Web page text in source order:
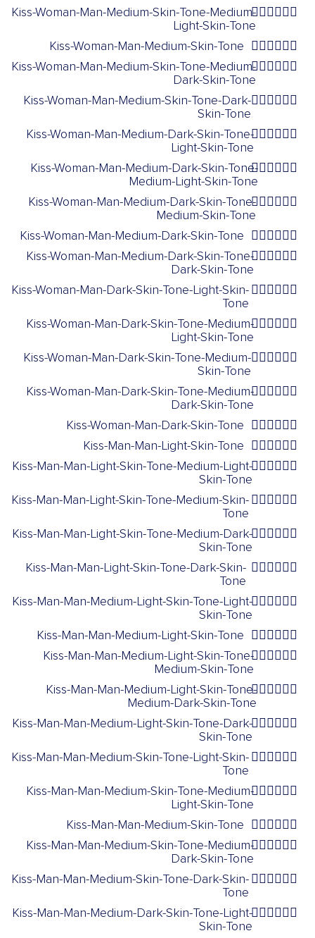
👩🏽‍❤️‍💋‍👨🏼
Kiss-Woman-Man-Medium-Skin-Tone-Medium-
Light-Skin-Tone
👩🏽‍❤️‍💋‍👨🏽
Kiss-Woman-Man-Medium-Skin-Tone
👩🏽‍❤️‍💋‍👨🏾
Kiss-Woman-Man-Medium-Skin-Tone-Medium-
Dark-Skin-Tone
👩🏽‍❤️‍💋‍👨🏿
Kiss-Woman-Man-Medium-Skin-Tone-Dark-
Skin-Tone
👩🏾‍❤️‍💋‍👨🏻
Kiss-Woman-Man-Medium-Dark-Skin-Tone-
Light-Skin-Tone
👩🏾‍❤️‍💋‍👨🏼
Kiss-Woman-Man-Medium-Dark-Skin-Tone-
Medium-Light-Skin-Tone
👩🏾‍❤️‍💋‍👨🏽
Kiss-Woman-Man-Medium-Dark-Skin-Tone-
Medium-Skin-Tone
👩🏾‍❤️‍💋‍👨🏾
Kiss-Woman-Man-Medium-Dark-Skin-Tone
👩🏾‍❤️‍💋‍👨🏿
Kiss-Woman-Man-Medium-Dark-Skin-Tone-
Dark-Skin-Tone
👩🏿‍❤️‍💋‍👨🏻
Kiss-Woman-Man-Dark-Skin-Tone-Light-Skin-
Tone
👩🏿‍❤️‍💋‍👨🏼
Kiss-Woman-Man-Dark-Skin-Tone-Medium-
Light-Skin-Tone
👩🏿‍❤️‍💋‍👨🏽
Kiss-Woman-Man-Dark-Skin-Tone-Medium-
Skin-Tone
👩🏿‍❤️‍💋‍👨🏾
Kiss-Woman-Man-Dark-Skin-Tone-Medium-
Dark-Skin-Tone
👩🏿‍❤️‍💋‍👨🏿
Kiss-Woman-Man-Dark-Skin-Tone
👨🏻‍❤️‍💋‍👨🏻
Kiss-Man-Man-Light-Skin-Tone
👨🏻‍❤️‍💋‍👨🏼
Kiss-Man-Man-Light-Skin-Tone-Medium-Light-
Skin-Tone
👨🏻‍❤️‍💋‍👨🏽
Kiss-Man-Man-Light-Skin-Tone-Medium-Skin-
Tone
👨🏻‍❤️‍💋‍👨🏾
Kiss-Man-Man-Light-Skin-Tone-Medium-Dark-
Skin-Tone
👨🏻‍❤️‍💋‍👨🏿
Kiss-Man-Man-Light-Skin-Tone-Dark-Skin-
Tone
👨🏼‍❤️‍💋‍👨🏻
Kiss-Man-Man-Medium-Light-Skin-Tone-Light-
Skin-Tone
👨🏼‍❤️‍💋‍👨🏼
Kiss-Man-Man-Medium-Light-Skin-Tone
👨🏼‍❤️‍💋‍👨🏽
Kiss-Man-Man-Medium-Light-Skin-Tone-
Medium-Skin-Tone
👨🏼‍❤️‍💋‍👨🏾
Kiss-Man-Man-Medium-Light-Skin-Tone-
Medium-Dark-Skin-Tone
👨🏼‍❤️‍💋‍👨🏿
Kiss-Man-Man-Medium-Light-Skin-Tone-Dark-
Skin-Tone
👨🏽‍❤️‍💋‍👨🏻
Kiss-Man-Man-Medium-Skin-Tone-Light-Skin-
Tone
👨🏽‍❤️‍💋‍👨🏼
Kiss-Man-Man-Medium-Skin-Tone-Medium-
Light-Skin-Tone
👨🏽‍❤️‍💋‍👨🏽
Kiss-Man-Man-Medium-Skin-Tone
👨🏽‍❤️‍💋‍👨🏾
Kiss-Man-Man-Medium-Skin-Tone-Medium-
Dark-Skin-Tone
👨🏽‍❤️‍💋‍👨🏿
Kiss-Man-Man-Medium-Skin-Tone-Dark-Skin-
Tone
👨🏾‍❤️‍💋‍👨🏻
Kiss-Man-Man-Medium-Dark-Skin-Tone-Light-
Skin-Tone